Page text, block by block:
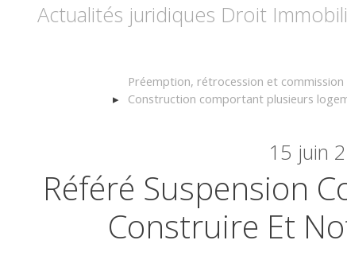
Actualités juridiques Droit
Préemption, rétrocession et
Construction comportant plusieurs
15 juin
Référé Suspension
Construire Et